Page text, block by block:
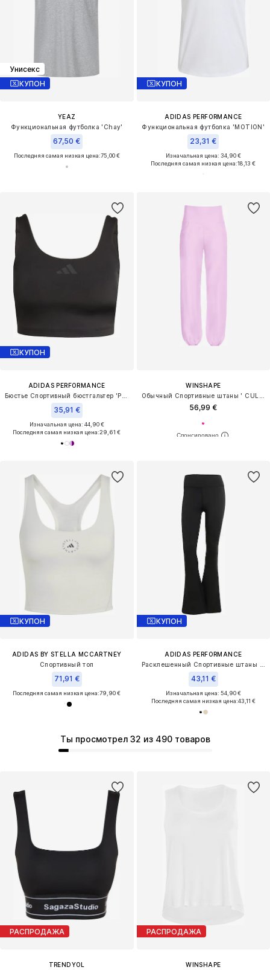
Унисекс
КУПОН
YEAZ
Функциональная футболка 'Chay'
67,50 €
Последняя самая низкая цена:75,00 €
КУПОН
ADIDAS PERFORMANCE
Функциональная футболка 'MOTION'
23,31 €
Изначальная цена: 34,90 €
Последняя самая низкая цена:18,13 €
КУПОН
ADIDAS PERFORMANCE
35,91 €
Изначальная цена: 44,90 €
Последняя самая низкая цена:29,61 €
WINSHAPE
56,99 €
КУПОН
ADIDAS BY STELLA MCCARTNEY
Спортивный топ
71,91 €
Последняя самая низкая цена:79,90 €
КУПОН
ADIDAS PERFORMANCE
43,11 €
Изначальная цена: 54,90 €
Последняя самая низкая цена:43,11 €
Ты просмотрел 32 из 490 товаров
РАСПРОДАЖА
TRENDYOL
РАСПРОДАЖА
WINSHAPE